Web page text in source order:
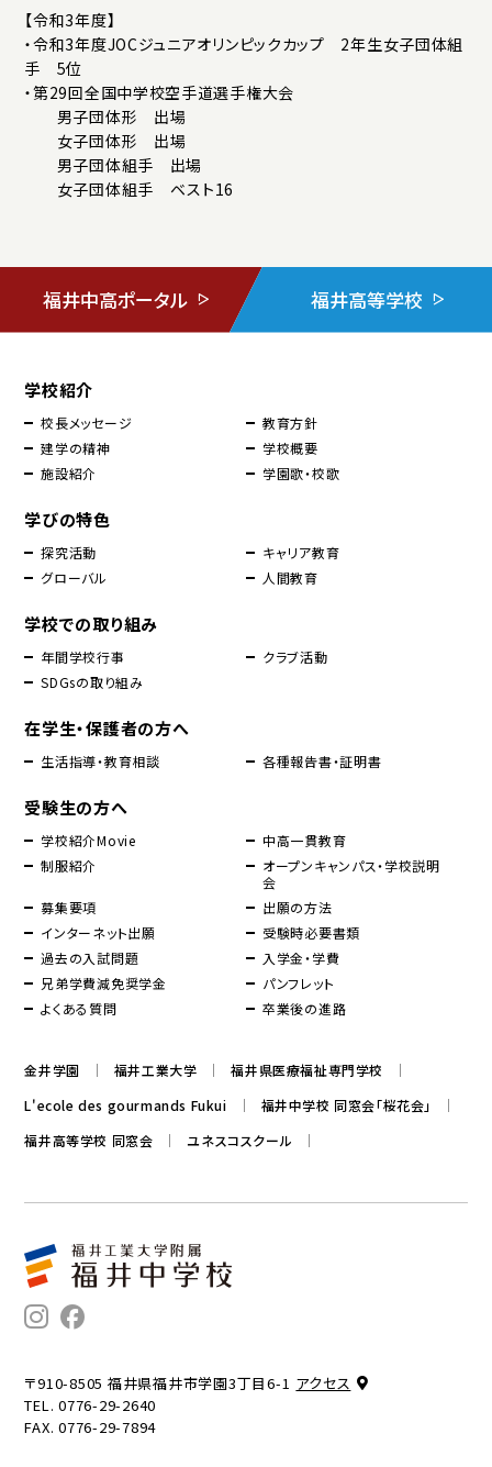
【令和3年度】
・令和3年度JOCジュニアオリンピックカップ 2年生女子団体組
手 5位
・第29回全国中学校空手道選手権大会
男子団体形 出場
女子団体形 出場
男子団体組手 出場
女子団体組手 ベスト16
福井中高ポータル 福井高等学校
学校紹介
校長メッセージ
教育方針
建学の精神
学校概要
施設紹介
学園歌・校歌
学びの特色
探究活動
キャリア教育
グローバル
人間教育
学校での取り組み
年間学校行事
クラブ活動
SDGsの取り組み
在学生・保護者の方へ
生活指導・教育相談 各種報告書・証明書
受験生の方へ
学校紹介Movie
中高一貫教育
制服紹介
オープンキャンパス・学校説明
会
募集要項
出願の方法
インターネット出願
受験時必要書類
過去の入試問題
入学金・学費
兄弟学費減免奨学金
パンフレット
よくある質問
卒業後の進路
金井学園 福井工業大学
福井県医療福祉専門学校
L'ecole des gourmands Fukui
福井中学校 同窓会「桜花会」
福井高等学校 同窓会
ユネスコスクール
〒910-8505 福井県福井市学園3丁目6-1 アクセス
TEL. 0776-29-2640
FAX. 0776-29-7894